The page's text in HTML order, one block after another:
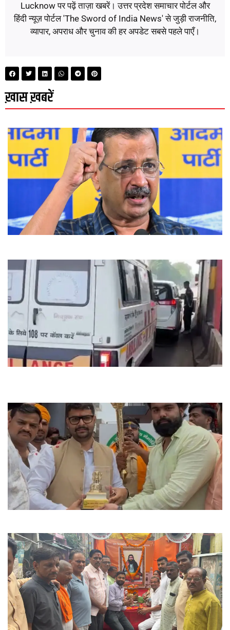
Lucknow पर पढ़ें ताज़ा खबरें। उत्तर प्रदेश समाचार पोर्टल और
हिंदी न्यूज़ पोर्टल 'The Sword of India News' से जुड़ी राजनीति,
व्यापार, अपराध और चुनाव की हर अपडेट सबसे पहले पाएँ।
ख़ास ख़बरें